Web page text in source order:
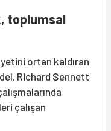
toplumsal
ortan kaldıran
Richard Sennett
çalışan